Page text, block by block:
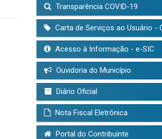
Transparência COVID-19
Carta de Serviços ao Usuário -
Acesso à Informação - e-SIC
Ouvidoria do Município
Diário Oficial
Nota Fiscal Eletrônica
Portal do Contribuinte